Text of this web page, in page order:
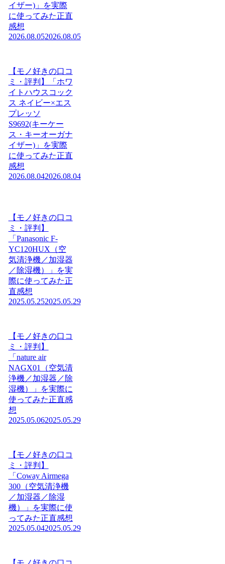
イザー)」を実際
に使ってみた正直
感想
2026.08.052026.08.05
【モノ好きの口コ
ミ・評判】「ホワ
イトハウスコック
ス ネイビー×エス
プレッソ
S9692(キーケー
ス・キーオーガナ
イザー)」を実際
に使ってみた正直
感想
2026.08.042026.08.04
【モノ好きの口コ
ミ・評判】
「Panasonic F-
YC120HUX（空
気清浄機／加湿器
／除湿機）」を実
際に使ってみた正
直感想
2025.05.252025.05.29
【モノ好きの口コ
ミ・評判】
「nature air
NAGX01（空気清
浄機／加湿器／除
湿機）」を実際に
使ってみた正直感
想
2025.05.062025.05.29
【モノ好きの口コ
ミ・評判】
「Coway Airmega
300（空気清浄機
／加湿器／除湿
機）」を実際に使
ってみた正直感想
2025.05.042025.05.29